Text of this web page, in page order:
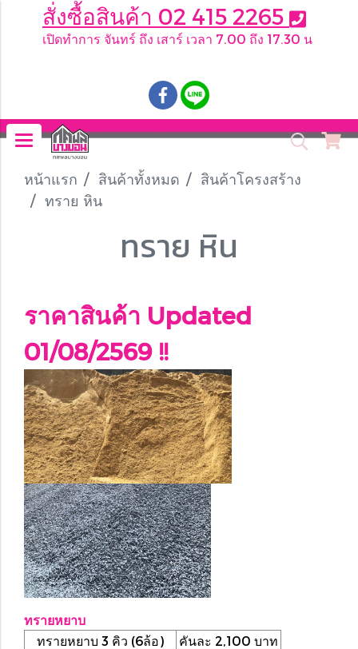
สั่งซื้อสินค้า 02 415 2265
เปิดทำการ จันทร์ ถึง เสาร์ เวลา 7.00 ถึง 17.30 น
หน้าแรก สินค้าทั้งหมด
สินค้าโครงสร้าง
ทราย หิน
ทราย หิน
ราคาสินค้า Updated
01/08/2569 !!
ทรายหยาบ
ทรายหยาบ 3 คิว (6ล้อ)
คันละ 2,100 บาท